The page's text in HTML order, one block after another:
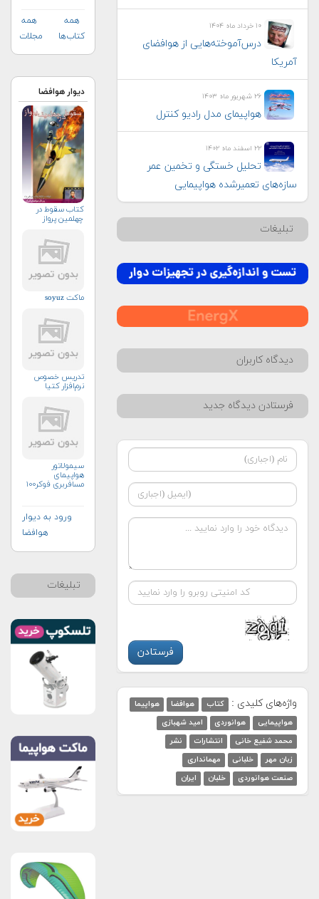
۱۰ خرداد ماه ۱۴۰۴
درس‌آموخته‌هایی از هوافضای
آمریکا
۲۶ شهریور ماه ۱۴۰۳
هواپيمای مدل راديو كنترل
۲۲ اسفند ماه ۱۴۰۲
تحلیل خستگی و تخمین عمر
سازه‌های تعمیرشده هواپیمایی
تبلیغات
دیدگاه کاربران
فرستادن دیدگاه جدید
واژه‌های کلیدی : کتاب هوافضا
هواپیما
هواپیمایی
هوانوردی
امید شهبازی
محمد شفیع خانی
انتشارات
نشر
زبان مهر
خلبانی
مهمانداری
صنعت هوانوردی
خلبان ایران
همه
کتاب‌ها
همه
مجلات
دیوار هوافضا
كتاب سقوط در
چهلمين پرواز
ماکت soyuz
تدریس خصوص
نرم‌افزار کتیا
سیمولاتور
هواپیمای
مسافربری فوکر۱۰۰
ورود به دیوار
هوافضا
تبلیغات